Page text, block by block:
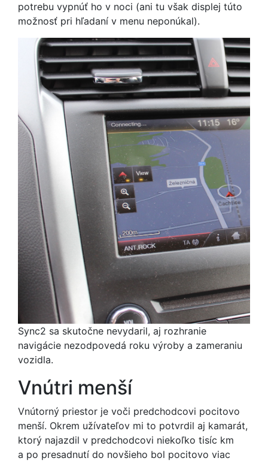
potrebu vypnúť ho v noci (ani tu však displej túto
možnosť pri hľadaní v menu neponúkal).
Sync2 sa skutočne nevydaril, aj rozhranie
navigácie nezodpovedá roku výroby a zameraniu
vozidla.
Vnútri menší
Vnútorný priestor je voči predchodcovi pocitovo
menší. Okrem užívateľov mi to potvrdil aj kamarát,
ktorý najazdil v predchodcovi niekoľko tisíc km
a po presadnutí do novšieho bol pocitovo viac